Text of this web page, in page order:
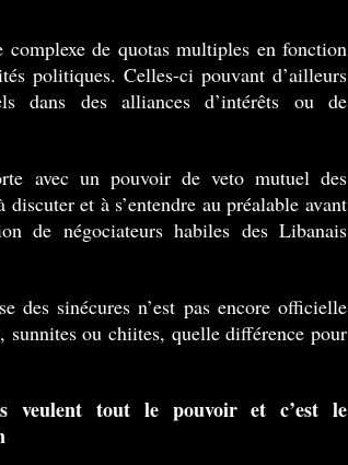
de quotas multiples en fonction
politiques. Celles-ci pouvant d’ailleurs
dans des alliances d’intérêts ou de
avec un pouvoir de veto mutuel des
et à s’entendre au préalable avant
de négociateurs habiles des Libanais
des sinécures n’est pas encore officielle
ou chiites, quelle différence pour
veulent tout le pouvoir et c’est le